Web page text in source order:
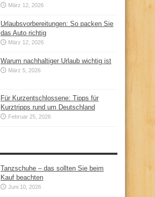
März 12, 2026
Urlaubsvorbereitungen: So packen Sie
das Auto richtig
März 12, 2026
Warum nachhaltiger Urlaub wichtig ist
März 5, 2026
Für Kurzentschlossene: Tipps für
Kurztripps rund um Deutschland
Februar 25, 2026
Tanzschuhe – das sollten Sie beim
Kauf beachten
Juni 10, 2026